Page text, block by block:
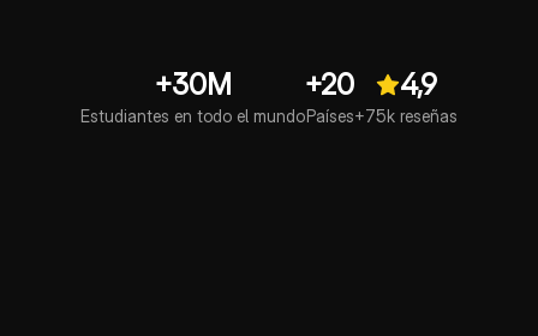
+30M
Estudiantes en todo el mundo
+20
Países
4,9
+75k reseñas